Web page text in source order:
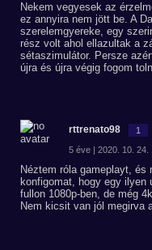
Nekem vegyesek az
ez annyira nem jött be. A
szerelemgyereke, egy
rész volt ahol ellazultak a
sétaszimulátor. Persze
újra és újra végig fogom
rttrenato98 1
5 éve | 2020. 10. 24.
Néztem róla gameplayt,
konfigomat, hogy egy ilyen
fullon 1080p-ben, de még
Nem kicsit van jól megirva